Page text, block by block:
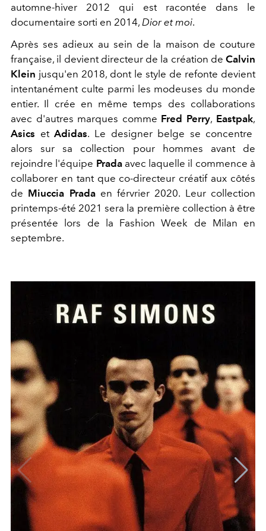
automne-hiver 2012 qui est racontée dans le
documentaire sorti en 2014, Dior et moi.
Après ses adieux au sein de la maison de couture
française, il devient directeur de la création de Calvin
Klein jusqu'en 2018, dont le style de refonte devient
intentanément culte parmi les modeuses du monde
entier. Il crée en même temps des collaborations
avec d'autres marques comme Fred Perry, Eastpak,
Asics etAdidas. Le designer belge se concentre
alors sur sa collection pour hommes avant de
rejoindre l'équipe Pradaavec laquelle il commence à
collaborer en tant que co-directeur créatif aux côtés
de Miuccia Pradaen férvrier 2020. Leur collection
printemps-été 2021 sera la première collection à être
présentée lors de la Fashion Week de Milan en
septembre.